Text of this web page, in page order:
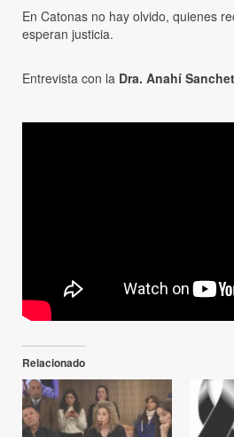
En Catonas no hay olvido, quienes
esperan justicia.
Entrevista con la Dra. Anahí
Relacionado